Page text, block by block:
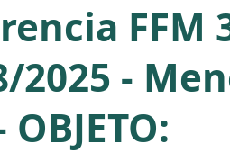
FFM
2025 -